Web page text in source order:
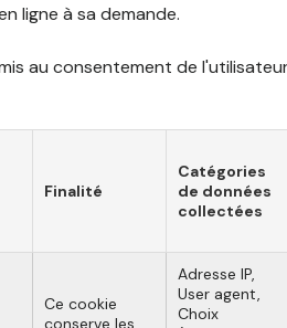
ligne à sa demande.
au consentement de
Finalité
Catégories
de données
collectées
Ce cookie
conserve les
Adresse IP,
User agent,
Choix